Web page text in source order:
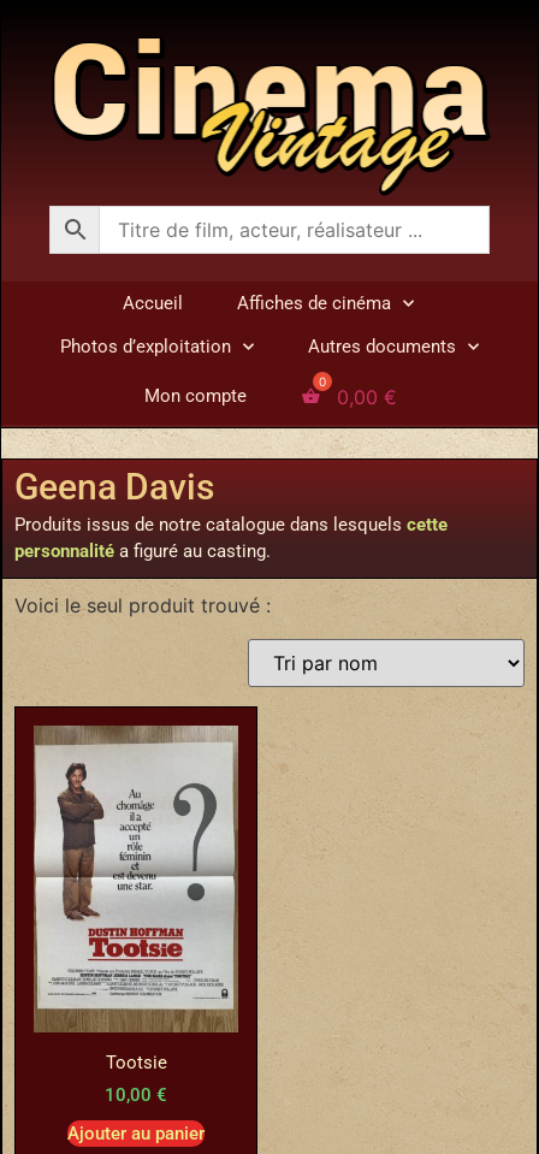
Accueil
Affiches de cinéma
Photos d’exploitation
Autres documents
Mon compte 0,00€
Geena Davis
Produits issus de notre catalogue dans lesquels cette
personnalité a figuré au casting.
Voici le seul produit trouvé :
Tootsie
10,00 €
Ajouter au panier